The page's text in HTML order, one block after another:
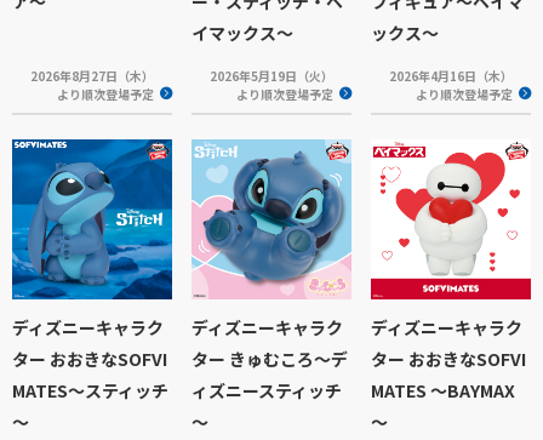
2026年8月27日（木）
より順次登場予定
イマックス～
2026年5月19日（火）
より順次登場予定
ックス～
2026年4月16日（木）
より順次登場予定
ディズニーキャラク
ター おおきなSOFVI
MATES～スティッチ
～
ディズニーキャラク
ター きゅむころ～デ
ィズニースティッチ
～
ディズニーキャラク
ター おおきなSOFVI
MATES ～BAYMAX
～